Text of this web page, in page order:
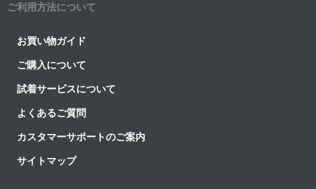
ご利用方法について
お買い物ガイド
ご購入について
試着サービスについて
よくあるご質問
カスタマーサポートのご案内
サイトマップ